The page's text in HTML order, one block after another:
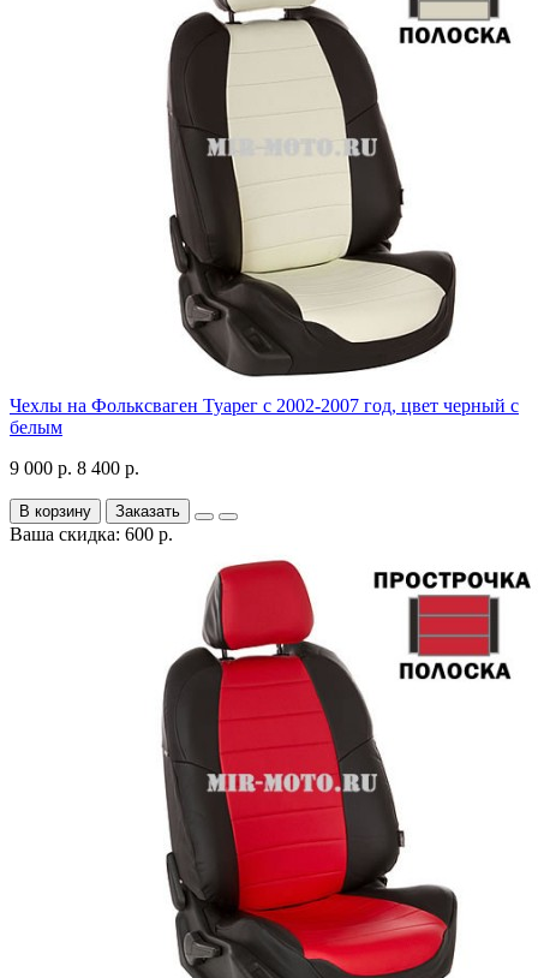
Чехлы на Фольксваген Туарег с 2002-2007 год, цвет черный с
белым
9 000 р. 8 400 р.
В корзину Заказать
Ваша скидка: 600 р.